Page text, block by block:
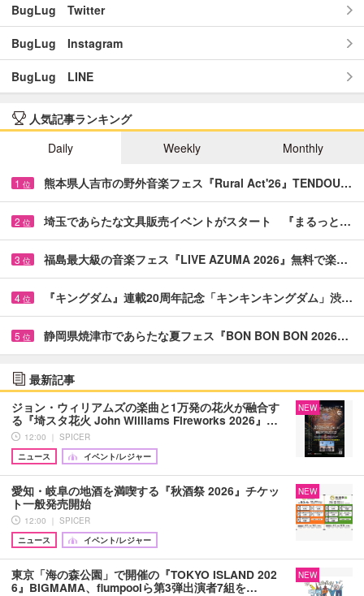
BugLug Twitter
BugLug Instagram
BugLug LINE
人気記事ランキング
Daily
Weekly Monthly
1 位 熊本県人吉市の野外音楽フェス『Rural Act'26』TENDOU…
2 位 埼玉であらたな文具販売イベントがスタート 『まるっと…
3 位 福島最大級の音楽フェス『LIVE AZUMA 2026』無料で楽…
4 位 『キングダム』連載20周年記念「キンキンキングダム」渋…
5 位 静岡県焼津市であらたな夏フェス『BON BON BON 2026…
最新記事
ジョン・ウィリアムズの楽曲と1万発の花火が融合す
る『埼スタ花火 John Williams Fireworks 2026』…
12:00 ｜ SPICER
ニュース
イベント/レジャー
NEW
愛知・岐阜の地酒を満喫する『秋酒祭 2026』チケッ
ト一般発売開始
12:00 ｜ SPICER
ニュース
イベント/レジャー
NEW
東京「海の森公園」で開催の『TOKYO ISLAND 202
6』BIGMAMA、flumpoolら第3弾出演者7組を…
NEW